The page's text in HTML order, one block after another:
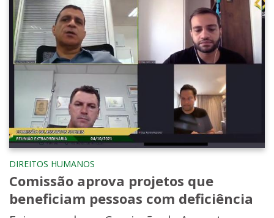
DIREITOS HUMANOS
Comissão aprova projetos que
beneficiam pessoas com deficiência